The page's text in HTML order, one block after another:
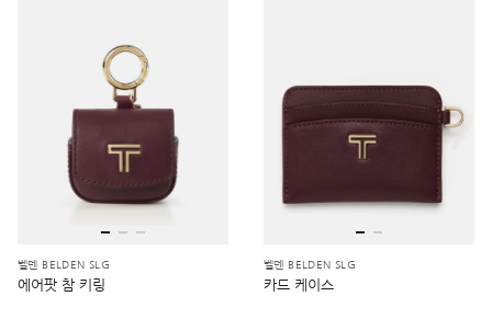
벨덴 BELDEN SLG
에어팟 참 키링
벨덴 BELDEN SLG
카드 케이스